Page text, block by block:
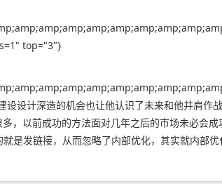
top="3"}
设设计深造的机会也让他认识了未来和他并肩作
，以前成功的方法面对几年之后的市场未必会成
是发链接，从而忽略了内部优化，其实就内部